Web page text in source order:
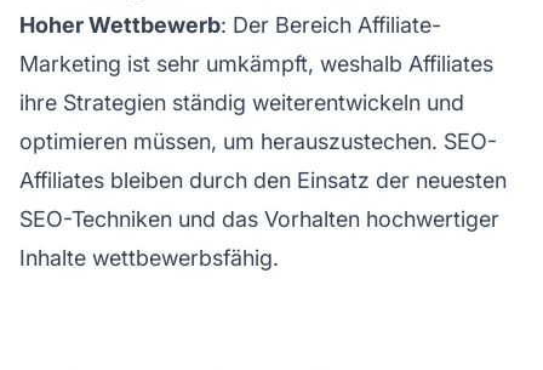
Hoher Wettbewerb: Der Bereich Affiliate-
Marketing ist sehr umkämpft, weshalb Affiliates
ihre Strategien ständig weiterentwickeln und
optimieren müssen, um herauszustechen. SEO-
Affiliates bleiben durch den Einsatz der neuesten
SEO-Techniken und das Vorhalten hochwertiger
Inhalte wettbewerbsfähig.